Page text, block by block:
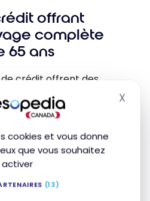
cookies et vous donne
que vous souhaitez
activer
(13)
X
offrant
complète
65 ans
crédit offrent des
avoir besoin de dépenser
voyage
de la Banque Nationale
Elite de la Banque
74 ans en voyage